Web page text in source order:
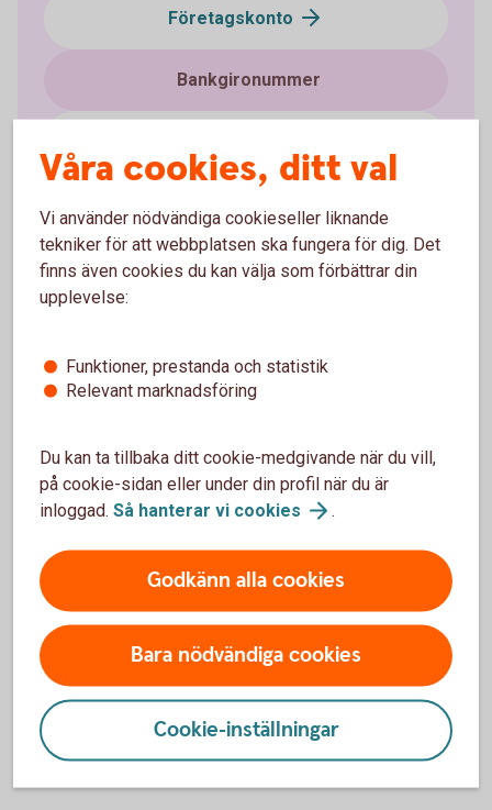
Företagskonto
Bankgironummer
Valutakonto
Cash Pool Solution
För att se detta innehåll behöver du först
godkänna cookies för Funktioner, prestanda
Våra cookies, ditt val
Vi använder nödvändiga cookieseller liknande
tekniker för att webbplatsen ska fungera för dig. Det
finns även cookies du kan välja som förbättrar din
upplevelse:
Funktioner, prestanda och statistik
Relevant marknadsföring
Du kan ta tillbaka ditt cookie-medgivande när du vill,
på cookie-sidan eller under din profil när du är
inloggad. Så hanterar vi cookies .
Godkänn alla cookies
Bara nödvändiga cookies
Cookie-inställningar